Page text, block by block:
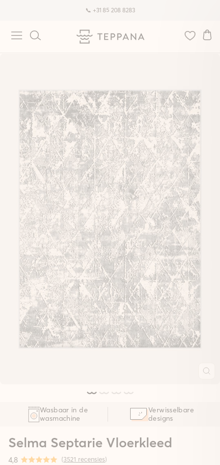
📞 +31 85 208 8283
Wasbaar in de
wasmachine
Verwisselbare
designs
Selma Septarie Vloerkleed
4,8 (3521 recensies)